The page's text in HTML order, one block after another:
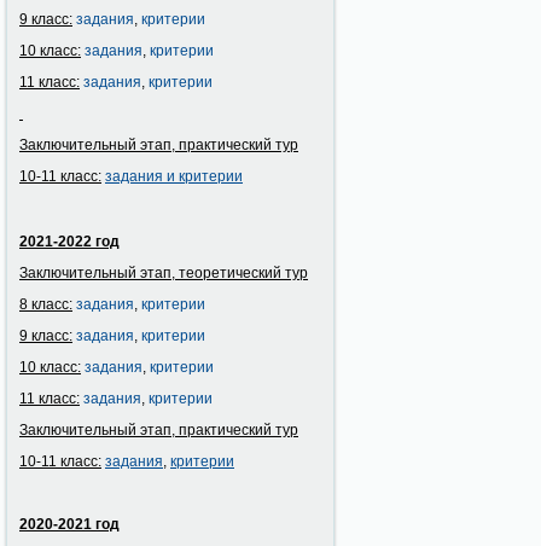
9 класс: задания, критерии
10 класс: задания, критерии
11 класс: задания, критерии
Заключительный этап, практический тур
10-11 класс: задания и критерии
2021-2022 год
Заключительный этап, теоретический тур
8 класс: задания, критерии
9 класс: задания, критерии
10 класс: задания, критерии
11 класс: задания, критерии
Заключительный этап, практический тур
10-11 класс: задания, критерии
2020-2021 год